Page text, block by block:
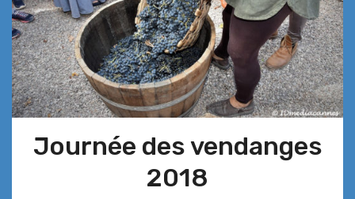
Journée des vendanges
2018